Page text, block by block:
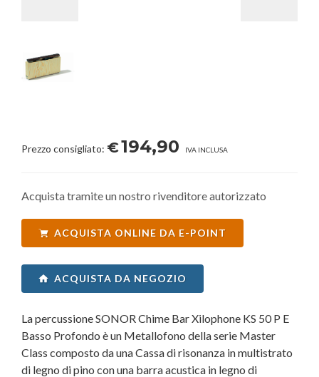
Prezzo consigliato: €194,90 IVA INCLUSA
Acquista tramite un nostro rivenditore autorizzato
ACQUISTA ONLINE DA E-POINT
ACQUISTA DA NEGOZIO
La percussione SONOR Chime Bar Xilophone KS 50 P E
Basso Profondo è un Metallofono della serie Master
Class composto da una Cassa di risonanza in multistrato
di legno di pino con una barra acustica in legno di